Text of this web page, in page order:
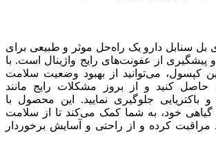
بل سنابل دارو یک راه‌حل موثر و طبیعی برای
پیشگیری از عفونت‌های رایج واژینال است. با
کپسول، می‌توانید از بهبود وضعیت سلامت
حاصل کنید و از بروز مشکلات رایج مانند
باکتریایی جلوگیری نمایید. این محصول با
گیاهی خود، به شما کمک می‌کند تا از سلامت
مراقبت کرده و از راحتی و آسایش برخوردار